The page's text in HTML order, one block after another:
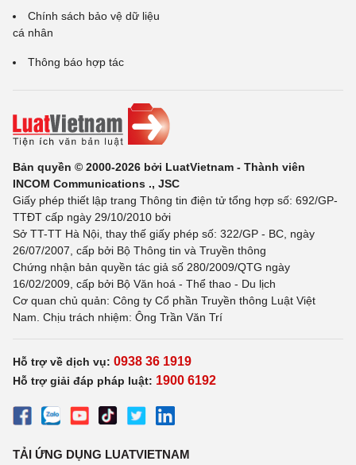
Chính sách bảo vệ dữ liệu
cá nhân
Thông báo hợp tác
Bản quyền © 2000-2026 bởi LuatVietnam - Thành viên
INCOM Communications ., JSC
Giấy phép thiết lập trang Thông tin điện tử tổng hợp số: 692/GP-
TTĐT cấp ngày 29/10/2010 bởi
Sở TT-TT Hà Nội, thay thế giấy phép số: 322/GP - BC, ngày
26/07/2007, cấp bởi Bộ Thông tin và Truyền thông
Chứng nhận bản quyền tác giả số 280/2009/QTG ngày
16/02/2009, cấp bởi Bộ Văn hoá - Thể thao - Du lịch
Cơ quan chủ quản: Công ty Cổ phần Truyền thông Luật Việt
Nam. Chịu trách nhiệm: Ông Trần Văn Trí
Hỗ trợ về dịch vụ: 0938 36 1919
Hỗ trợ giải đáp pháp luật: 1900 6192
TẢI ỨNG DỤNG LUATVIETNAM